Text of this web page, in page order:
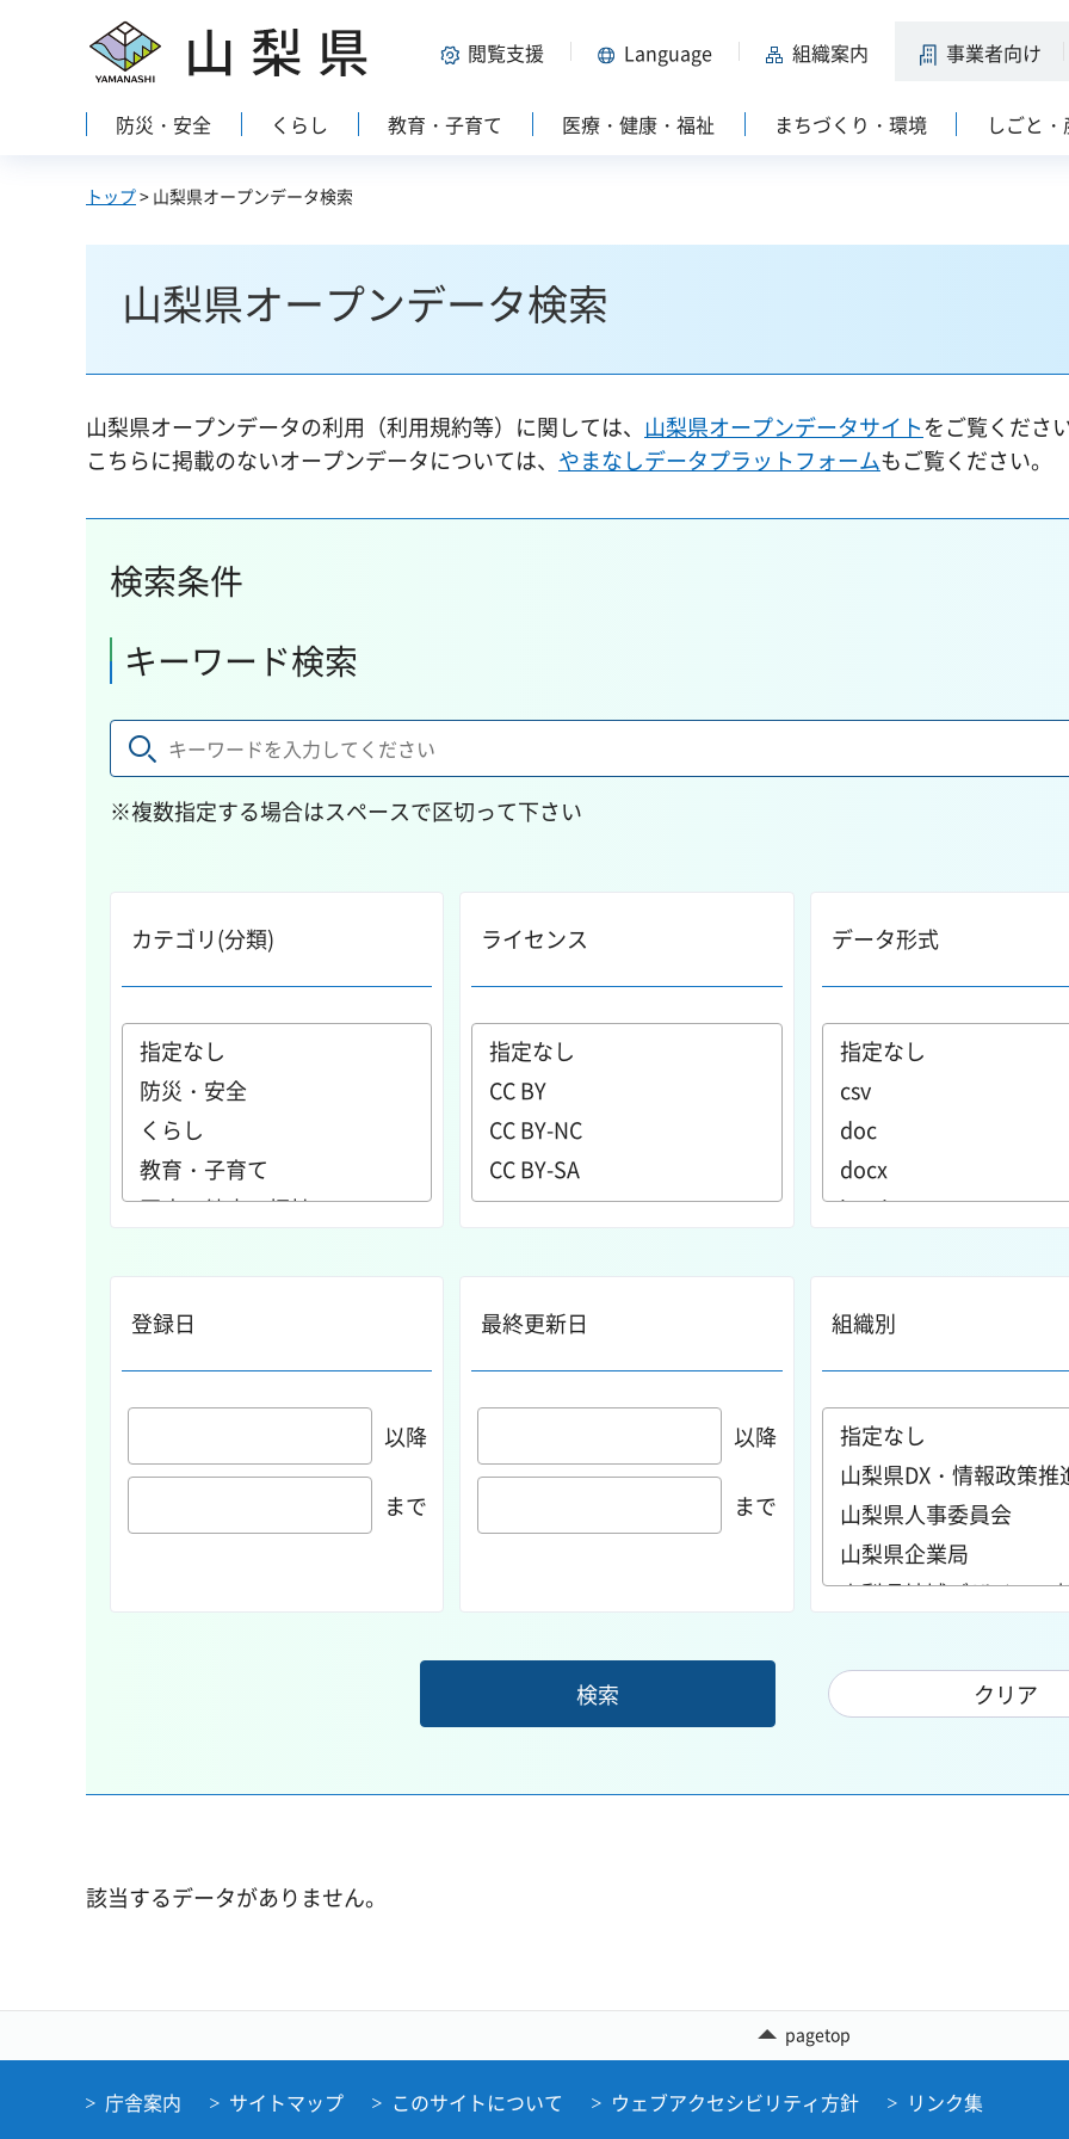
山梨県 閲覧支援 Language 組織案内 事業者向け
防災・安全 くらし 教育・子育て 医療・健康・福祉 まちづくり・環境 しごと
トップ> 山梨県オープンデータ検索
山梨県オープンデータ検索
山梨県オープンデータの利用（利用規約等）に関しては、 山梨県オープンデータサイトをご覧くださ
こちらに掲載のないオープンデータについては、 やまなしデータプラットフォームもご覧ください。
検索条件
キーワード検索
※複数指定する場合はスペースで区切って下さい
カテゴリ(分類) ライセンス データ形式
登録日
以降
まで
最終更新日
以降
まで
組織別
該当するデータがありません。
pagetop
庁舎案内 サイトマップ このサイトについて ウェブアクセシビリティ方針 リンク集